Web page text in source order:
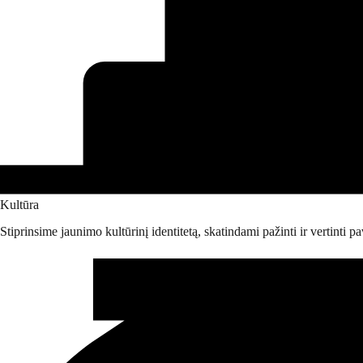
Kultūra
Stiprinsime jaunimo kultūrinį identitetą, skatindami pažinti ir vertinti